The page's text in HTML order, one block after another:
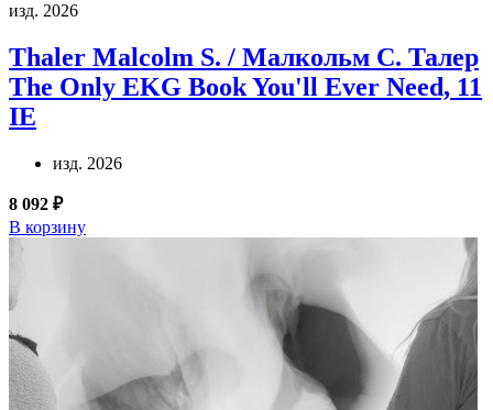
изд. 2026
Thaler Malcolm S. / Малкольм С. Талер
The Only EKG Book You'll Ever Need, 11
IE
изд. 2026
8 092 ₽
В корзину